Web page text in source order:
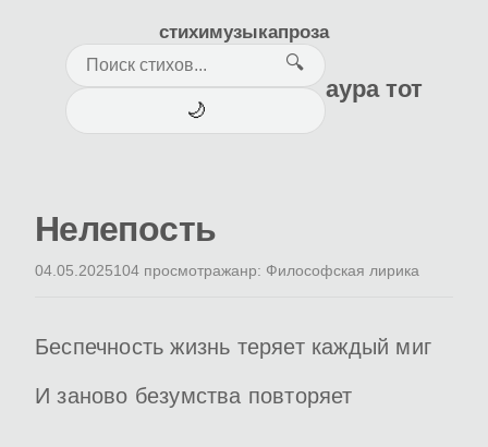
стихимузыкапроза
🔍
🌙
аура тот
Нелепость
04.05.2025104 просмотражанр: Философская лирика
Беспечность жизнь теряет каждый миг
И заново безумства повторяет